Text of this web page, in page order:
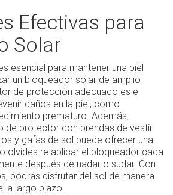
Efectivas para
Solar
esencial para mantener una piel
un bloqueador solar de amplio
de protección adecuado es el
daños en la piel, como
prematuro. Además,
de protector con prendas de vestir
y gafas de sol puede ofrecer una
olvides re aplicar el bloqueador cada
después de nadar o sudar. Con
podrás disfrutar del sol de manera
a largo plazo.